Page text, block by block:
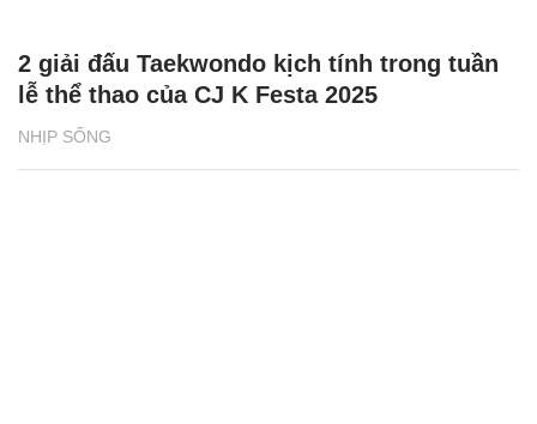
NHỊP SỐNG
2 giải đấu Taekwondo kịch tính trong tuần
lễ thể thao của CJ K Festa 2025